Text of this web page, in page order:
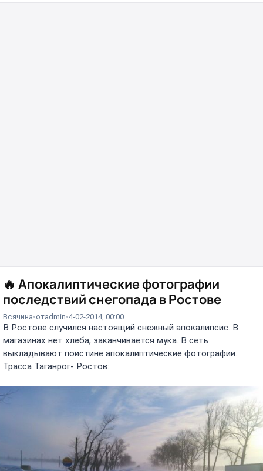
🔥 Апокалиптические фотографии
последствий снегопада в Ростове
Всячина отadmin 4-02-2014, 00:00
В Ростове случился настоящий снежный апокалипсис. В
магазинах нет хлеба, заканчивается мука. В сеть
выкладывают поистине апокалиптические фотографии.
Трасса Таганрог- Ростов: